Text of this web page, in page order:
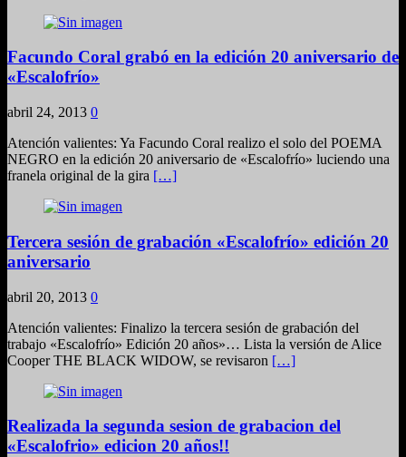
Facundo Coral grabó en la edición 20 aniversario de
«Escalofrío»
abril 24, 2013 0
Atención valientes: Ya Facundo Coral realizo el solo del POEMA
NEGRO en la edición 20 aniversario de «Escalofrío» luciendo una
franela original de la gira […]
Tercera sesión de grabación «Escalofrío» edición 20
aniversario
abril 20, 2013 0
Atención valientes: Finalizo la tercera sesión de grabación del
trabajo «Escalofrío» Edición 20 años»… Lista la versión de Alice
Cooper THE BLACK WIDOW, se revisaron […]
Realizada la segunda sesion de grabacion del
«Escalofrio» edicion 20 años!!